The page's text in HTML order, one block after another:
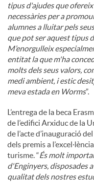
tipus d'ajudes que
necessàries per a
alumnes a lluitar pels
que pot ser aquest tipus
M’enorgulleix
entitat la que m'ha
molts dels seus valors,
medi ambient, i estic
meva estada en Worms”.
L’entrega de la beca
de l’edifici Arxiduc de la
de l’acte d’inauguració
dels premis a
turisme. “És molt
d'Enginyers, disposades
qualitat dels nostres